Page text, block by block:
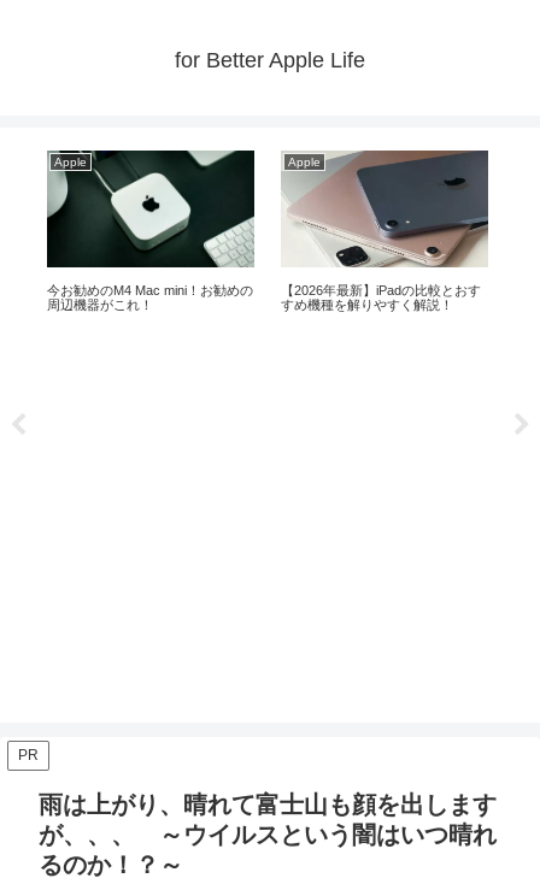
for Better Apple Life
Apple
今お勧めのM4 Mac mini！お勧めの
周辺機器がこれ！
Apple
【2026年最新】iPadの比較とおす
すめ機種を解りやすく解説！
PR
雨は上がり、晴れて富士山も顔を出します
が、、、 ～ウイルスという闇はいつ晴れ
るのか！？～